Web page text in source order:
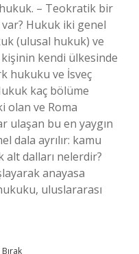
– Teokratik bir
Hukuk iki genel
(ulusal hukuk) ve
kendi ülkesinde
hukuku ve İsveç
kaç bölüme
olan ve Roma
ulaşan bu en yaygın
dala ayrılır: kamu
dalları nelerdir?
anayasa
uluslararası